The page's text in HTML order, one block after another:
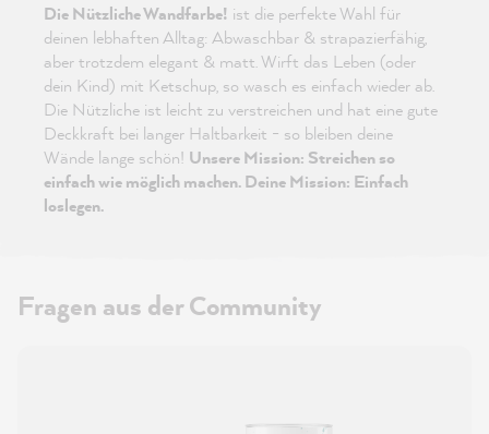
Die Nützliche Wandfarbe! ist die perfekte Wahl für
deinen lebhaften Alltag: Abwaschbar & strapazierfähig,
aber trotzdem elegant & matt. Wirft das Leben (oder
dein Kind) mit Ketschup, so wasch es einfach wieder ab.
Die Nützliche ist leicht zu verstreichen und hat eine gute
Deckkraft bei langer Haltbarkeit - so bleiben deine
Wände lange schön! Unsere Mission: Streichen so
einfach wie möglich machen. Deine Mission: Einfach
loslegen.
Fragen aus der Community